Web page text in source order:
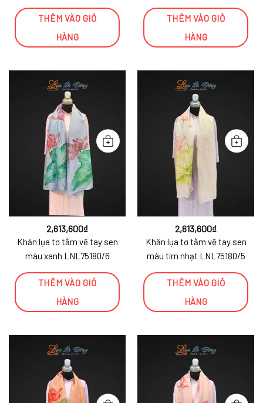
THÊM VÀO GIỎ
HÀNG
THÊM VÀO GIỎ
HÀNG
2,613,600₫
Khăn lụa tơ tằm vẽ tay sen
màu xanh LNL75180/6
THÊM VÀO GIỎ
HÀNG
2,613,600₫
Khăn lụa tơ tằm vẽ tay sen
màu tím nhạt LNL75180/5
THÊM VÀO GIỎ
HÀNG